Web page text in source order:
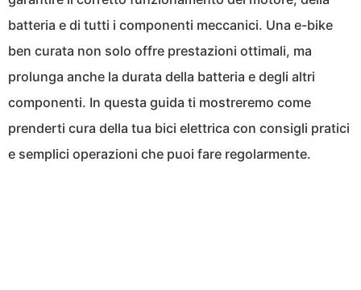
batteria e di tutti i componenti meccanici. Una e-bike
ben curata non solo offre prestazioni ottimali, ma
prolunga anche la durata della batteria e degli altri
componenti. In questa guida ti mostreremo come
prenderti cura della tua bici elettrica con consigli pratici
e semplici operazioni che puoi fare regolarmente.